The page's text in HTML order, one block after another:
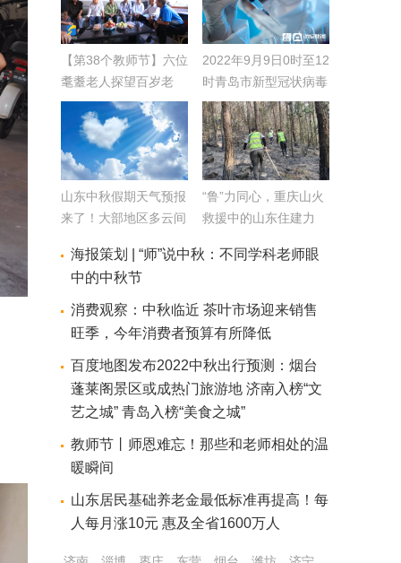
【第38个教师节】六位
耄耋老人探望百岁老
师：他有手“绝活” 至今
历历在目
2022年9月9日0时至12
时青岛市新型冠状病毒
肺炎疫情情况
山东中秋假期天气预报
来了！大部地区多云间
宜利于出行
“鲁”力同心，重庆山火
救援中的山东住建力
海报策划 | “师”说中秋：不同学科老师眼
中的中秋节
消费观察：中秋临近 茶叶市场迎来销售
旺季，今年消费者预算有所降低
百度地图发布2022中秋出行预测：烟台
蓬莱阁景区或成热门旅游地 济南入榜“文
艺之城” 青岛入榜“美食之城”
教师节丨师恩难忘！那些和老师相处的温
暖瞬间
山东居民基础养老金最低标准再提高！每
人每月涨10元 惠及全省1600万人